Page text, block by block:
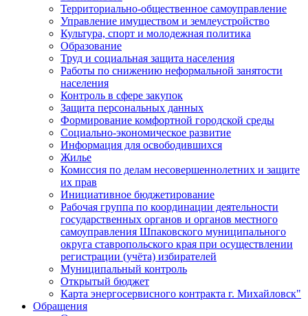
Территориально-общественное самоуправление
Управление имуществом и землеустройство
Культура, спорт и молодежная политика
Образование
Труд и социальная защита населения
Работы по снижению неформальной занятости
населения
Контроль в сфере закупок
Защита персональных данных
Формирование комфортной городской среды
Социально-экономическое развитие
Информация для освободившихся
Жилье
Комиссия по делам несовершеннолетних и защите
их прав
Инициативное бюджетирование
Рабочая группа по координации деятельности
государственных органов и органов местного
самоуправления Шпаковского муниципального
округа ставропольского края при осуществлении
регистрации (учёта) избирателей
Муниципальный контроль
Открытый бюджет
Карта энергосервисного контракта г. Михайловск"
Обращения